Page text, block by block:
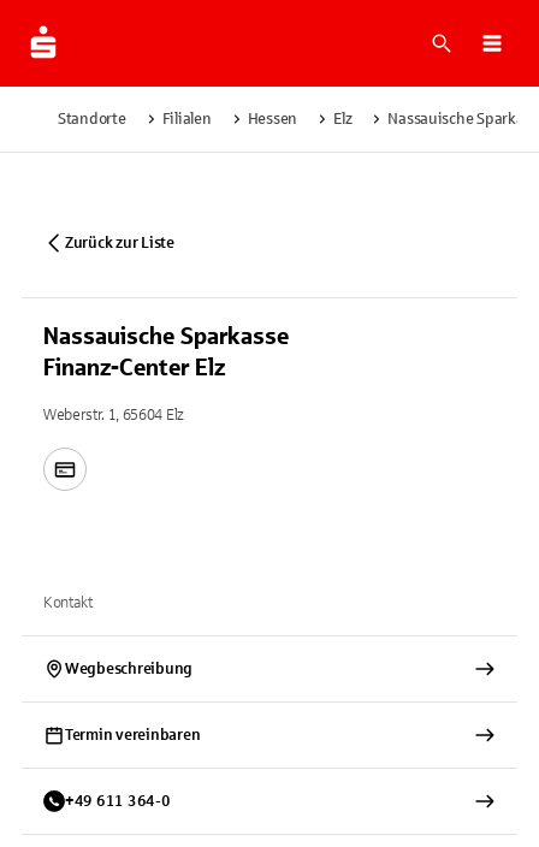
Suche
Standorte Filialen Hessen Elz Nassauische
Zurück zur Liste
Nassauische Sparkasse
Finanz-Center Elz
Weberstr. 1, 65604 Elz
Kontakt
Wegbeschreibung
Termin vereinbaren
+49 611 364-0